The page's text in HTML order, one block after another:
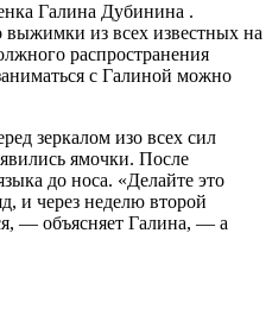
Галина Дубинина .
из всех известных на
распространения
с Галиной можно
зеркалом изо всех сил
ямочки. После
до носа. «Делайте это
и через неделю второй
— объясняет Галина, — а